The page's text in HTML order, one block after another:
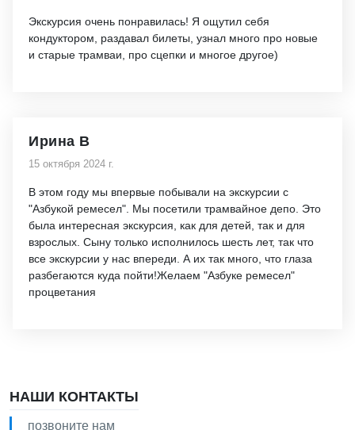
Экскурсия очень понравилась! Я ощутил себя
кондуктором, раздавал билеты, узнал много про новые
и старые трамваи, про сцепки и многое другое)
Ирина В
15 октября 2024 г.
В этом году мы впервые побывали на экскурсии с
"Азбукой ремесел". Мы посетили трамвайное депо. Это
была интересная экскурсия, как для детей, так и для
взрослых. Сыну только исполнилось шесть лет, так что
все экскурсии у нас впереди. А их так много, что глаза
разбегаются куда пойти!Желаем "Азбуке ремесел"
процветания
НАШИ КОНТАКТЫ
позвоните нам